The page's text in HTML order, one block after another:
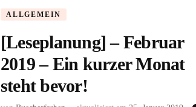
ALLGEMEIN
[Leseplanung] – Februar
2019 – Ein kurzer Monat
steht bevor!